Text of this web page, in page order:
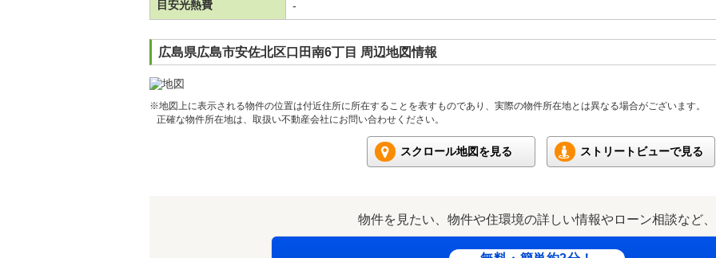
目安光熱費 -
広島県広島市安佐北区口田南6丁目 周辺地図情報
※地図上に表示される物件の位置は付近住所に所在することを表すものであり、実際の物件所在地とは異なる場合がございます。
正確な物件所在地は、取扱い不動産会社にお問い合わせください。
スクロール地図を見る ストリートビューで見る
物件を見たい、物件や住環境の詳しい情報やローン相談など、